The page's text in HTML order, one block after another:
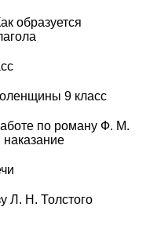
образуется
9 класс
по роману Ф. М.
наказание
Л. Н. Толстого